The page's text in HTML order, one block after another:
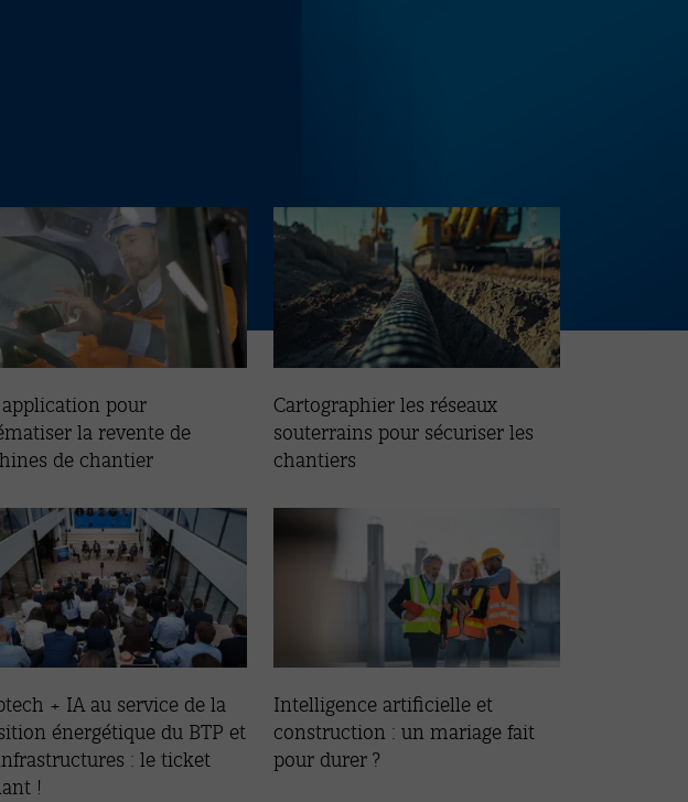
pour
la revente de
de chantier
Cartographier les réseaux
souterrains pour sécuriser les
chantiers
+ IA au service de la
énergétique du BTP et
: le ticket
!
Intelligence artificielle et
construction : un mariage fait
pour durer ?